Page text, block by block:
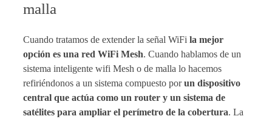
malla
Cuando tratamos de extender la señal WiFi la mejor
opción es una red WiFi Mesh. Cuando hablamos de un
sistema inteligente wifi Mesh o de malla lo hacemos
refiriéndonos a un sistema compuesto porun dispositivo
central que actúa como un router y un sistema de
satélites para ampliar el perímetro de la cobertura. La